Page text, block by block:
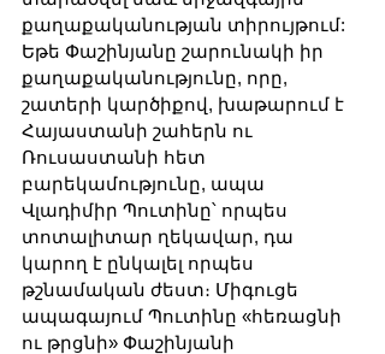
քաղաքականության տիրույթում:
Եթե ​​Փաշինյանը շարունակի իր
քաղաքականությունը, որը,
շատերի կարծիքով, խաթարում է
Հայաստանի շահերն ու
Ռուսաստանի հետ
բարեկամությունը, ապա
Վլադիմիր Պուտինը՝ որպես
տոտալիտար ղեկավար, դա
կարող է ընկալել որպես
թշնամական ժեստ։ Միգուցե
ապագայում Պուտինը «հեռացնի
ու թրցնի» Փաշինյանի